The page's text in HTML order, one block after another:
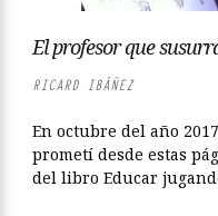
El profesor que
RICARD IBÁÑEZ
En octubre del año
prometí desde estas
del libro Educar